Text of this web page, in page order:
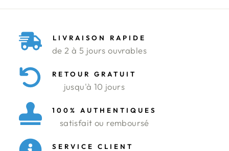
LIVRAISON RAPIDE
de 2 à 5 jours ouvrables
RETOUR GRATUIT
jusqu'à 10 jours
100% AUTHENTIQUES
satisfait ou remboursé
SERVICE CLIENT